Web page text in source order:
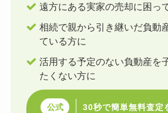
遠方にある実家の売却に困っ
相続で親から引き継いだ負動
ている方に
活用する予定のない負動産を
たくない方に
公式 30秒で簡単無料査定